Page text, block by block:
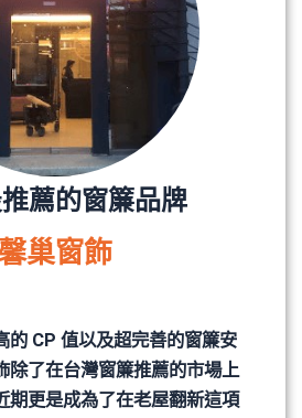
薦的窗簾品牌
巢窗飾
的 CP 值以及超完善的窗簾安
除了在台灣窗簾推薦的市場上
期更是成為了在老屋翻新這項